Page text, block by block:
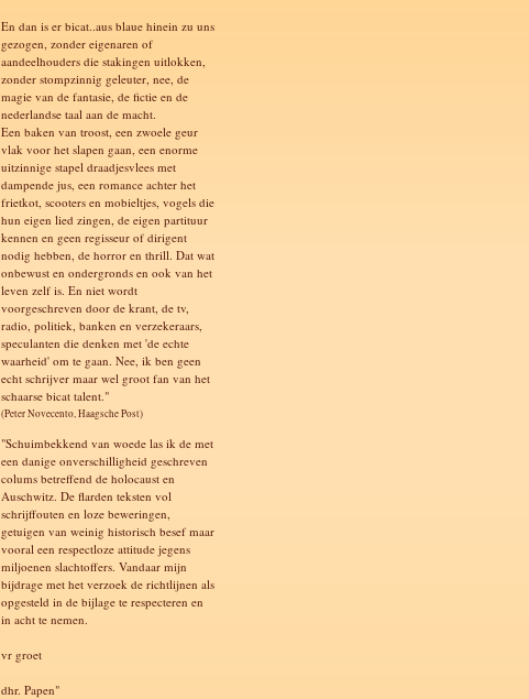
En dan is er bicat..aus blaue hinein zu uns
gezogen, zonder eigenaren of
aandeelhouders die stakingen uitlokken,
zonder stompzinnig geleuter, nee, de
magie van de fantasie, de fictie en de
nederlandse taal aan de macht.
Een baken van troost, een zwoele geur
vlak voor het slapen gaan, een enorme
uitzinnige stapel draadjesvlees met
dampende jus, een romance achter het
frietkot, scooters en mobieltjes, vogels die
hun eigen lied zingen, de eigen partituur
kennen en geen regisseur of dirigent
nodig hebben, de horror en thrill. Dat wat
onbewust en ondergronds en ook van het
leven zelf is. En niet wordt
voorgeschreven door de krant, de tv,
radio, politiek, banken en verzekeraars,
speculanten die denken met 'de echte
waarheid' om te gaan. Nee, ik ben geen
echt schrijver maar wel groot fan van het
schaarse bicat talent."
(Peter Novecento, Haagsche Post)
"Schuimbekkend van woede las ik de met
een danige onverschilligheid geschreven
colums betreffend de holocaust en
Auschwitz. De flarden teksten vol
schrijffouten en loze beweringen,
getuigen van weinig historisch besef maar
vooral een respectloze attitude jegens
miljoenen slachtoffers. Vandaar mijn
bijdrage met het verzoek de richtlijnen als
opgesteld in de bijlage te respecteren en
in acht te nemen.
vr groet
dhr. Papen"